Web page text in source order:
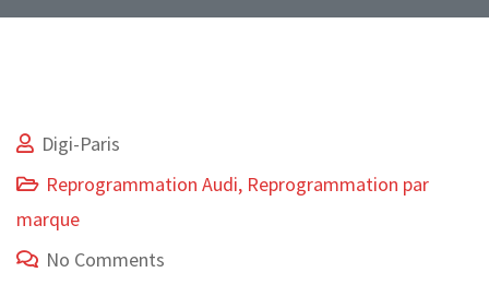
Digi-Paris
Reprogrammation Audi, Reprogrammation par
marque
No Comments